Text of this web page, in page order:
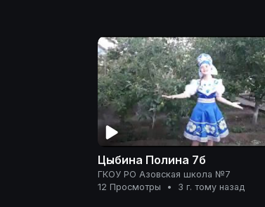
Цыбина Полина 7б
ГКОУ РО Азовская школа №7
12 Просмотры
• 3 г. тому назад